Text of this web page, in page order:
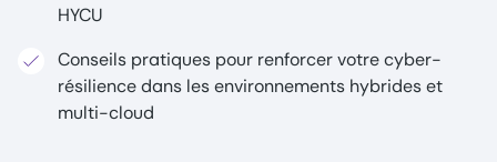
HYCU
Conseils pratiques pour renforcer votre cyber-
résilience dans les environnements hybrides et
multi-cloud